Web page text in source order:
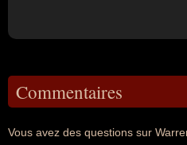
Commentaires
Vous avez des questions sur